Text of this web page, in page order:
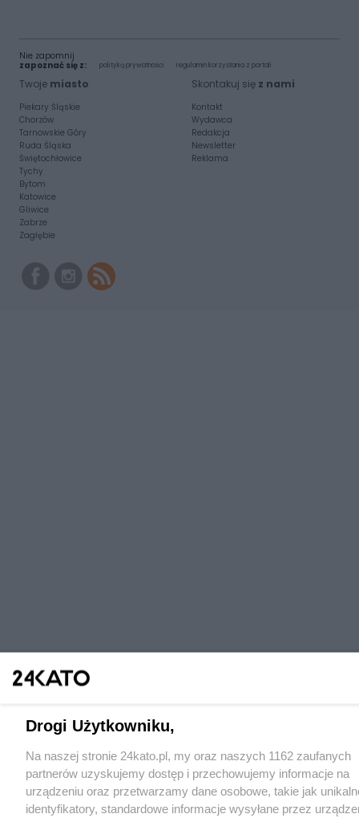
Nie zapomnij
zapoznać się z:
polityką prywatności regulamin korzystania z portali
Twoje miasto
Piekary Śląskie
Chorzów
Tarnowskie Góry
Ruda Śląska
Świętochłowice
Tychy
Bytom
Katowice
Gliwice
Zabrze
Zagłębie
Skontakuj się z nami
Kontakt
Wydawca
Redakcja
Newsletter
Reklama
Drogi Użytkowniku,
Na naszej stronie 24kato.pl, my oraz naszych 1162 zaufanych
partnerów uzyskujemy dostęp i przechowujemy informacje na
urządzeniu oraz przetwarzamy dane osobowe, takie jak
identyfikatory, standardowe informacje wysyłane przez